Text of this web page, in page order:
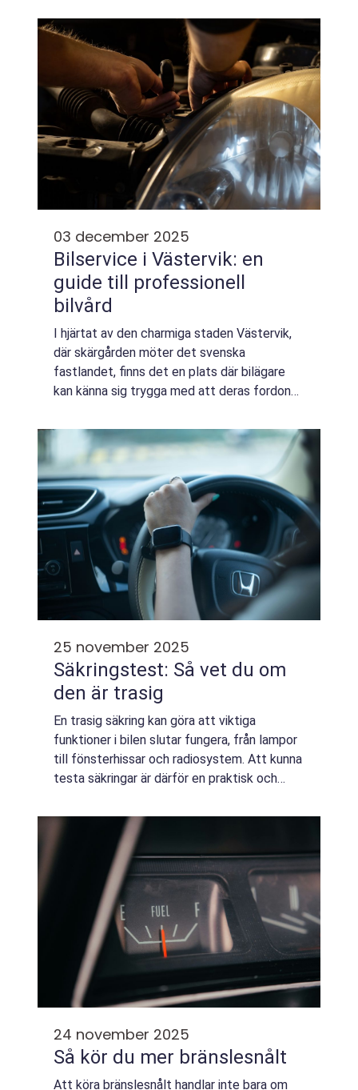
03 december 2025
Bilservice i Västervik: en
guide till professionell
bilvård
I hjärtat av den charmiga staden Västervik,
där skärgården möter det svenska
fastlandet, finns det en plats där bilägare
kan känna sig trygga med att deras fordon
25 november 2025
Säkringstest: Så vet du om
den är trasig
En trasig säkring kan göra att viktiga
funktioner i bilen slutar fungera, från lampor
till fönsterhissar och radiosystem. Att kunna
testa säkringar är därför en praktisk och
24 november 2025
Så kör du mer bränslesnålt
Att köra bränslesnålt handlar inte bara om